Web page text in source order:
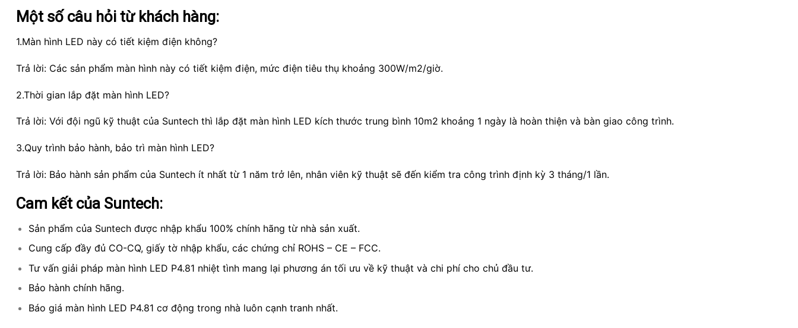
Một số câu hỏi từ khách hàng:
1.Màn hình LED này có tiết kiệm điện không?
Trả lời: Các sản phẩm màn hình này có tiết kiệm điện, mức điện tiêu thụ khoảng 300W/m2/giờ.
2.Thời gian lắp đặt màn hình LED?
Trả lời: Với đội ngũ kỹ thuật của Suntech thì lắp đặt màn hình LED kích thước trung bình 10m2 khoảng 1 ngày là hoàn thiện và bàn giao công trình.
3.Quy trình bảo hành, bảo trì màn hình LED?
Trả lời: Bảo hành sản phẩm của Suntech ít nhất từ 1 năm trở lên, nhân viên kỹ thuật sẽ đến kiểm tra công trình định kỳ 3 tháng/1 lần.
Cam kết của Suntech:
Sản phẩm của Suntech được nhập khẩu 100% chính hãng từ nhà sản xuất.
Cung cấp đầy đủ CO-CQ, giấy tờ nhập khẩu, các chứng chỉ ROHS – CE – FCC.
Tư vấn giải pháp màn hình LED P4.81 nhiệt tình mang lại phương án tối ưu về kỹ thuật và chi phí cho chủ đầu tư.
Bảo hành chính hãng.
Báo giá màn hình LED P4.81 cơ động trong nhà luôn cạnh tranh nhất.